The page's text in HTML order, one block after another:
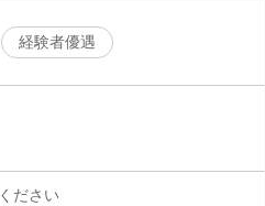
経験者優遇
ださい